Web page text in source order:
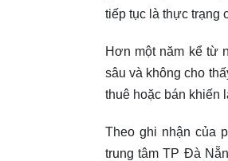
tiếp tục là thực trạng
Hơn một năm kể từ
sâu và không cho
thuê hoặc bán khiến
Theo ghi nhận của
trung tâm TP Đà